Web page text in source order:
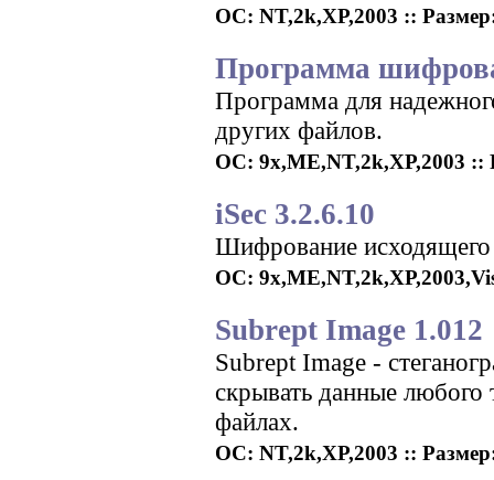
ОС: NT,2k,XP,2003 ::
Программа
Программа для
других файлов.
ОС: 9x,ME,NT,2k,XP,2003 ::
iSec 3.2.6.10
Шифрование
ОС:
Subrept Image 1.012
Subrept Image -
скрывать данные любого
файлах.
ОС: NT,2k,XP,2003 ::